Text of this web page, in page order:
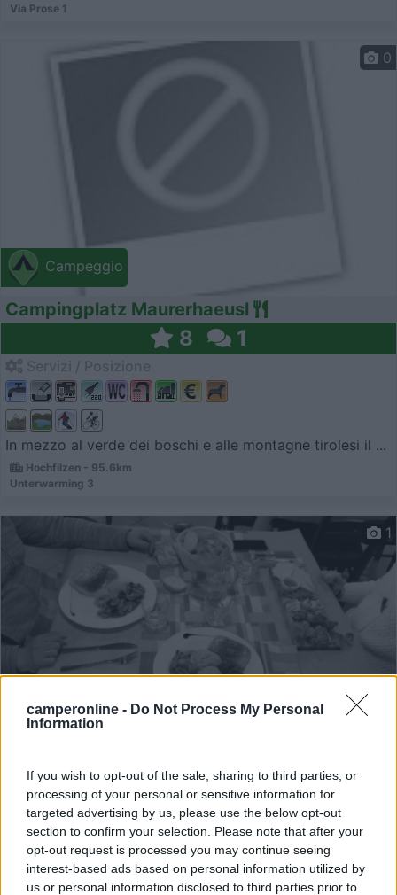
camperonline - Do Not Process My Personal
Information
If you wish to opt-out of the sale, sharing to third parties, or
processing of your personal or sensitive information for
targeted advertising by us, please use the below opt-out
section to confirm your selection. Please note that after your
opt-out request is processed you may continue seeing
interest-based ads based on personal information utilized by
us or personal information disclosed to third parties prior to
Via Prose 1
Campeggio
0
Campingplatz Maurerhaeusl
8 1
In mezzo al verde dei boschi e alle montagne tirolesi il ...
Hochfilzen - 95.6km
Unterwarming 3
1
Agrisosta Maso Grezi
6,4 10
Servizi / Posizione